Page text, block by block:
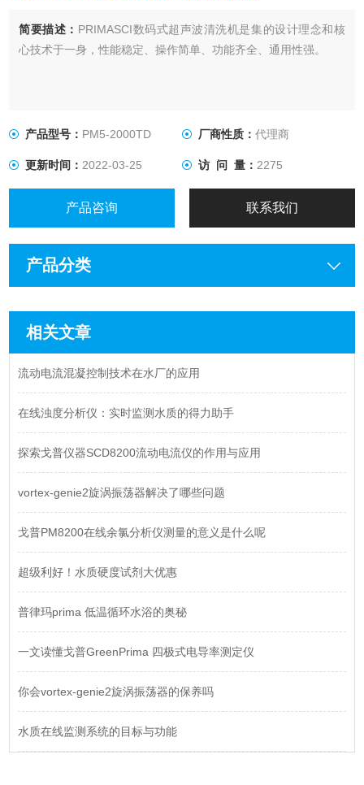
简要描述： PRIMASCI数码式超声波清洗机是集的设计理念和核
心技术于一身，性能稳定、操作简单、功能齐全、通用性强。
产品型号： PM5-2000TD 厂商性质： 代理商
更新时间：2022-03-25 访 问 量： 2275
产品咨询 联系我们
产品分类
相关文章
流动电流混凝控制技术在水厂的应用
在线浊度分析仪：实时监测水质的得力助手
探索戈普仪器SCD8200流动电流仪的作用与应用
vortex-genie2旋涡振荡器解决了哪些问题
戈普PM8200在线余氯分析仪测量的意义是什么呢
超级利好！水质硬度试剂大优惠
普律玛prima 低温循环水浴的奥秘
一文读懂戈普GreenPrima 四极式电导率测定仪
你会vortex-genie2旋涡振荡器的保养吗
水质在线监测系统的目标与功能